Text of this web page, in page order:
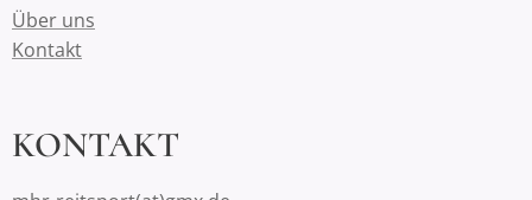
Über uns
Kontakt
KONTAKT